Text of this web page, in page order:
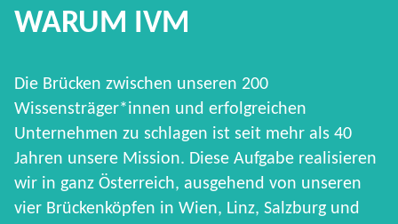
WARUM IVM
Die Brücken zwischen unseren 200
Wissensträger*innen und erfolgreichen
Unternehmen zu schlagen ist seit mehr als 40
Jahren unsere Mission. Diese Aufgabe realisieren
wir in ganz Österreich, ausgehend von unseren
vier Brückenköpfen in Wien, Linz, Salzburg und